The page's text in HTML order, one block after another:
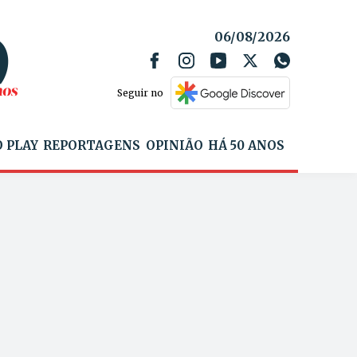
06/08/2026
Seguir no
PLAY REPORTAGENS OPINIÃO HÁ 50 ANOS